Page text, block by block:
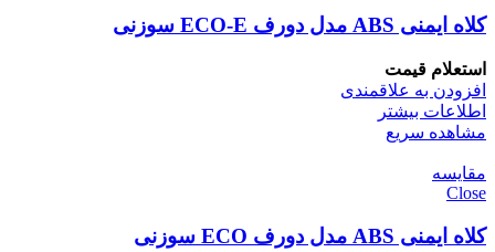
کلاه ایمنی ABS مدل دورف ECO-E سوزنی
استعلام قیمت
افزودن به علاقمندی
اطلاعات بیشتر
مشاهده سریع
مقایسه
Close
کلاه ایمنی ABS مدل دورف ECO سوزنی